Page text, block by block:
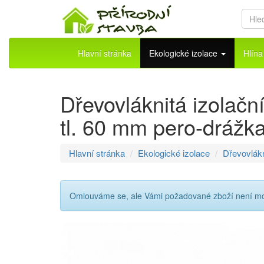
Hlavní stránka Ekologické izolace Hlína
Dřevovláknitá
tl. 60 mm pero-
Hlavní stránka Ekologické izolace
Přeskočit
na
Omlouváme se, ale Vámi požadované zboží není